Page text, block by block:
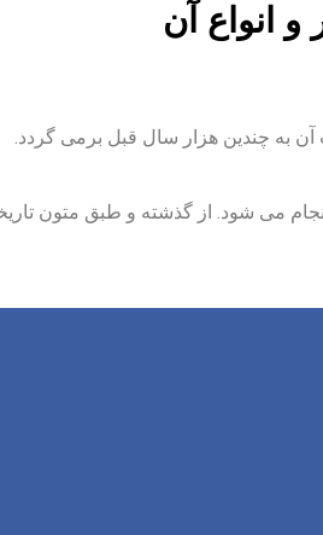
انواع آن
به چندین هزار سال قبل برمی گردد.
می شود. از گذشته و طبق متون